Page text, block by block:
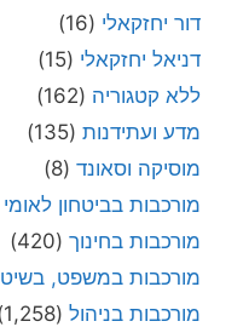
דור יחזקאלי (16)
דניאל יחזקאלי (15)
ללא קטגוריה (162)
מדע ועתידנות (135)
מוסיקה וסאונד (8)
מורכבות בביטחון לאומי
מורכבות בחינוך (420)
מורכבות במשפט,
מורכבות בניהול (1,258)